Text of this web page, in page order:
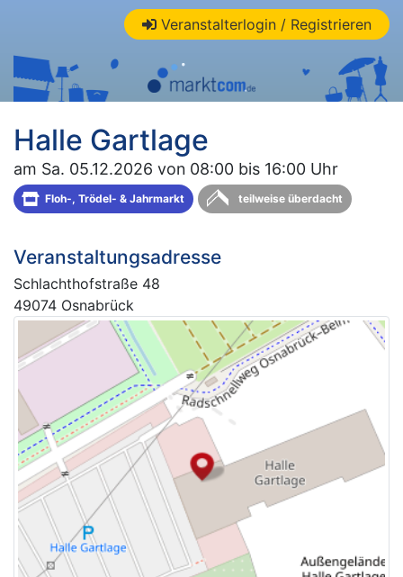
Veranstalterlogin / Registrieren
Halle Gartlage
am Sa. 05.12.2026 von 08:00 bis 16:00 Uhr
Floh-, Trödel- & Jahrmarkt teilweise überdacht
Veranstaltungsadresse
Schlachthofstraße 48
49074 Osnabrück